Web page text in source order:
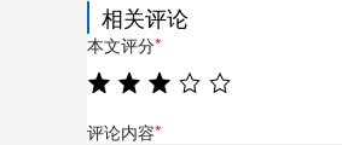
相关评论
本文评分*
评论内容*